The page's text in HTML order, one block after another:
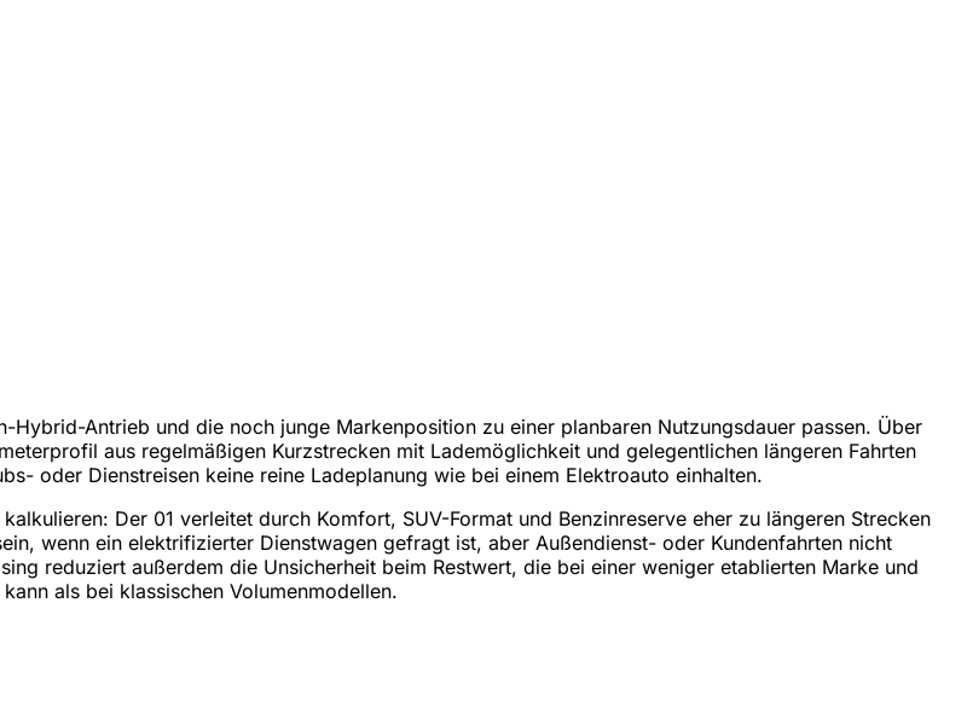
Antrieb und die noch junge Markenposition zu einer planbaren Nutzungsdauer passen. Über
aus regelmäßigen Kurzstrecken mit Lademöglichkeit und gelegentlichen längeren Fahrten
oder Dienstreisen keine reine Ladeplanung wie bei einem Elektroauto einhalten.
Der 01 verleitet durch Komfort, SUV-Format und Benzinreserve eher zu längeren Strecken
wenn ein elektrifizierter Dienstwagen gefragt ist, aber Außendienst- oder Kundenfahrten nicht
reduziert außerdem die Unsicherheit beim Restwert, die bei einer weniger etablierten Marke und
als bei klassischen Volumenmodellen.